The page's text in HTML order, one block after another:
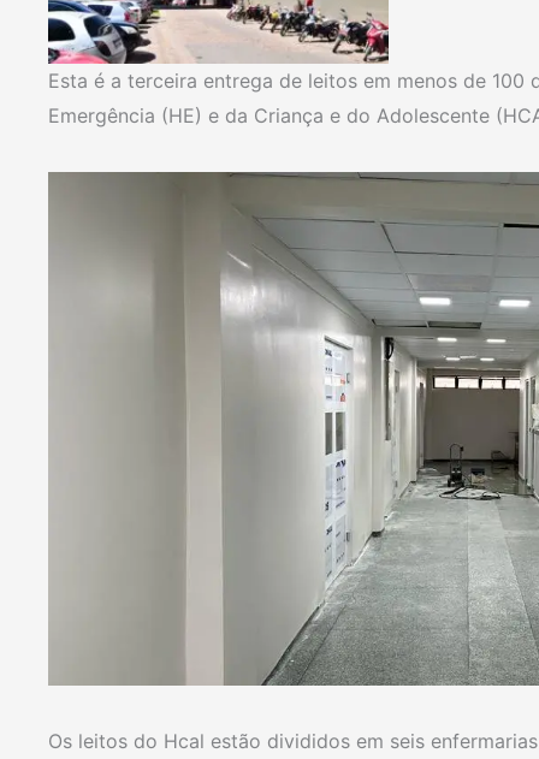
Esta é a terceira entrega de leitos em menos de 100
Emergência (HE) e da Criança e do Adolescente
Os leitos do Hcal estão divididos em seis